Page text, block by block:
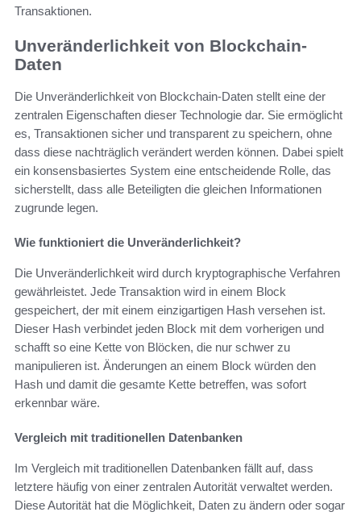
Transaktionen.
Unveränderlichkeit von Blockchain-
Daten
Die Unveränderlichkeit von Blockchain-Daten stellt eine der
zentralen Eigenschaften dieser Technologie dar. Sie ermöglicht
es, Transaktionen sicher und transparent zu speichern, ohne
dass diese nachträglich verändert werden können. Dabei spielt
ein konsensbasiertes System eine entscheidende Rolle, das
sicherstellt, dass alle Beteiligten die gleichen Informationen
zugrunde legen.
Wie funktioniert die Unveränderlichkeit?
Die Unveränderlichkeit wird durch kryptographische Verfahren
gewährleistet. Jede Transaktion wird in einem Block
gespeichert, der mit einem einzigartigen Hash versehen ist.
Dieser Hash verbindet jeden Block mit dem vorherigen und
schafft so eine Kette von Blöcken, die nur schwer zu
manipulieren ist. Änderungen an einem Block würden den
Hash und damit die gesamte Kette betreffen, was sofort
erkennbar wäre.
Vergleich mit traditionellen Datenbanken
Im Vergleich mit traditionellen Datenbanken fällt auf, dass
letztere häufig von einer zentralen Autorität verwaltet werden.
Diese Autorität hat die Möglichkeit, Daten zu ändern oder sogar